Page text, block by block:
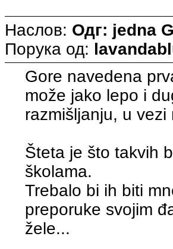
Наслов: Одг: jedna
Порука од:
Gore navedena
može jako lepo i
razmišljanju, u
Šteta je što takvih
školama.
Trebalo bi ih biti
preporuke svojim
žele...